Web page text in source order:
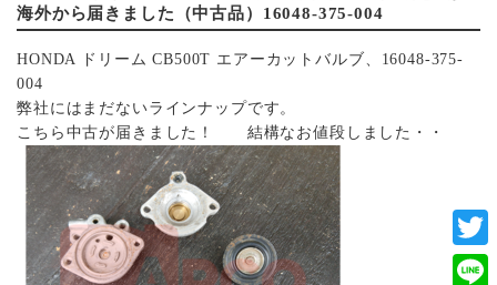
海外から届きました（中古品）16048-375-004
HONDA ドリーム CB500T エアーカットバルブ、16048-375-
004
弊社にはまだないラインナップです。
こちら中古が届きました！ 結構なお値段しました・・